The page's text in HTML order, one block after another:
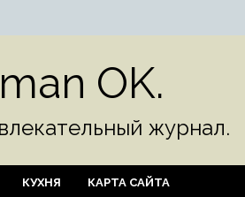
OK.
журнал.
КУХНЯ КАРТА САЙТА